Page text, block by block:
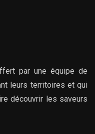
par une équipe de
leurs territoires et qui
découvrir les saveurs